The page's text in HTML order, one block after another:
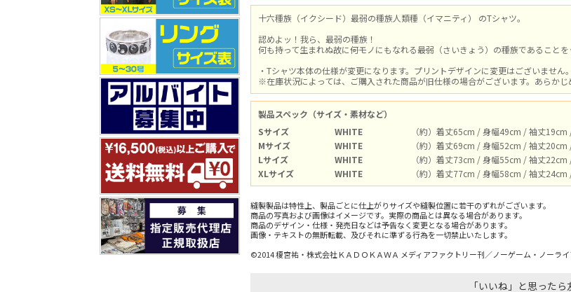
十六種族（イクシード）最弱の種族人類種（イマニティ） のTシャツ。
認めよッ！我ら、最弱の種族！
何も持って生まれぬ故に――何モノにもなれる――最弱（さいきょう）の種族であることを
・Tシャツ本体の仕様が変更になります。プリントデザインに変更はございません。
※在庫状況によっては、ご購入された商品が旧仕様の場合がございます。あらかじ
製品スペック（サイズ・素材など）
Sサイズ
WHITE
（約）着丈65cm / 身幅49cm / 袖丈19cm
Mサイズ
WHITE
（約）着丈69cm / 身幅52cm / 袖丈20cm
Lサイズ
WHITE
（約）着丈73cm / 身幅55cm / 袖丈22cm
XLサイズ
WHITE （約）着丈77cm / 身幅58cm / 袖丈24cm
縫製製品は特性上、製品ごとに仕上がりサイズや縫製位置に若干のずれがございます。
商品の写真および画像はイメージです。実際の商品とは異なる場合があります。
商品のデザイン・仕様・発売日などは予告なく変更となる場合があります。
画像・テキストの無断転載、及びそれに準ずる行為を一切禁止いたします。
©2014 榎宮祐・株式会社ＫＡＤＯＫＡＷＡ メディアファクトリー刊／ノーゲーム・ノーラ
「いいね」と思ったら